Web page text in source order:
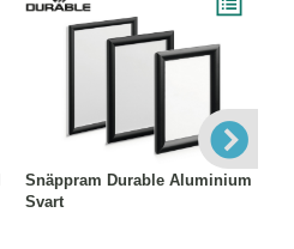
Snäppram Durable Aluminium
Svart
Läs mer